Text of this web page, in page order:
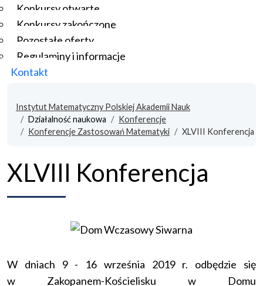
Konkursy otwarte
Konkursy zakończone
Pozostałe oferty
Regulaminy i informacje
Kontakt
Instytut Matematyczny Polskiej Akademii Nauk
Działalność naukowa
Konferencje
Konferencje Zastosowań Matematyki
XLVIII Konferencja
XLVIII Konferencja
W dniach 9 - 16 września 2019 r. odbędzie się
w Zakopanem-Kościelisku w Domu